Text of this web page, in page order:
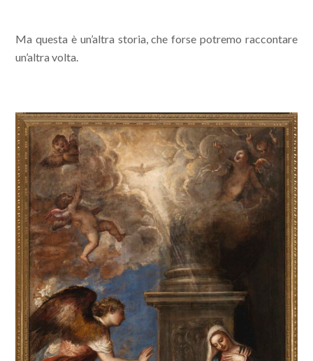
Ma questa è un’altra storia, che forse potremo raccontare
un’altra volta.